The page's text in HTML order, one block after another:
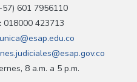
601 7956110
018000 423713
8 a.m. a 5 p.m.